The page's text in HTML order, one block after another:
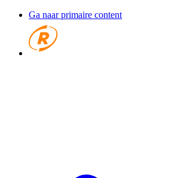
Ga naar primaire content